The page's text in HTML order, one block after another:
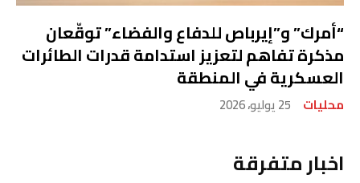
“أمرك” و”إيرباص للدفاع والفضاء” توقّعان
مذكرة تفاهم لتعزيز استدامة قدرات الطائرات
العسكرية في المنطقة
محليات 25 يوليو، 2026
اخبار متفرقة